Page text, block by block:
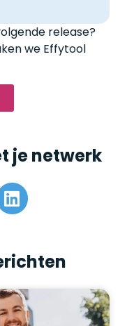
release?
we Effytool
je netwerk